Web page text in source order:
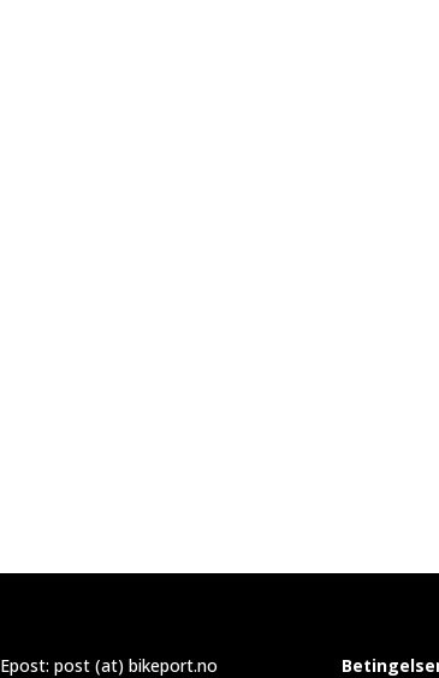
Epost: post (at) bikeport.no